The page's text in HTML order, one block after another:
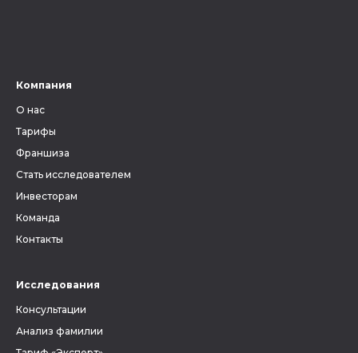
Компания
О нас
Тарифы
Франшиза
Стать исследователем
Инвесторам
Команда
Контакты
Исследования
Консультации
Анализ фамилии